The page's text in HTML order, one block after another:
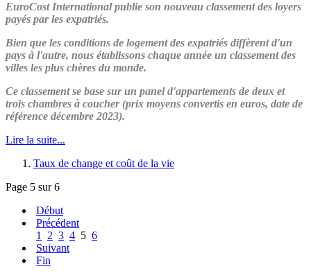
EuroCost International publie son nouveau classement des loyers
payés par les expatriés.
Bien que les conditions de logement des expatriés diffèrent d'un
pays à l'autre, nous établissons chaque année un classement des
villes les plus chères du monde.
Ce classement se base sur un panel d'appartements de deux et
trois chambres à coucher (prix moyens convertis en euros, date de
référence décembre 2023).
Lire la suite...
Taux de change et coût de la vie
Page 5 sur 6
Début
Précédent
1
2 3 4 5 6
Suivant
Fin